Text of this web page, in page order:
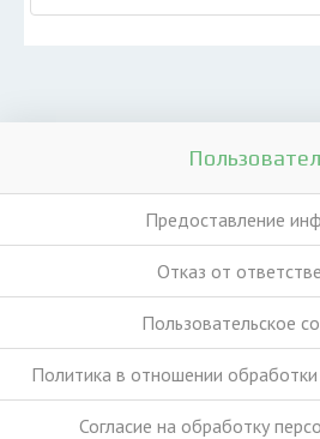
Предоставление
Отказ от
Пользовательское
Политика в отношении
Согласие на обработку